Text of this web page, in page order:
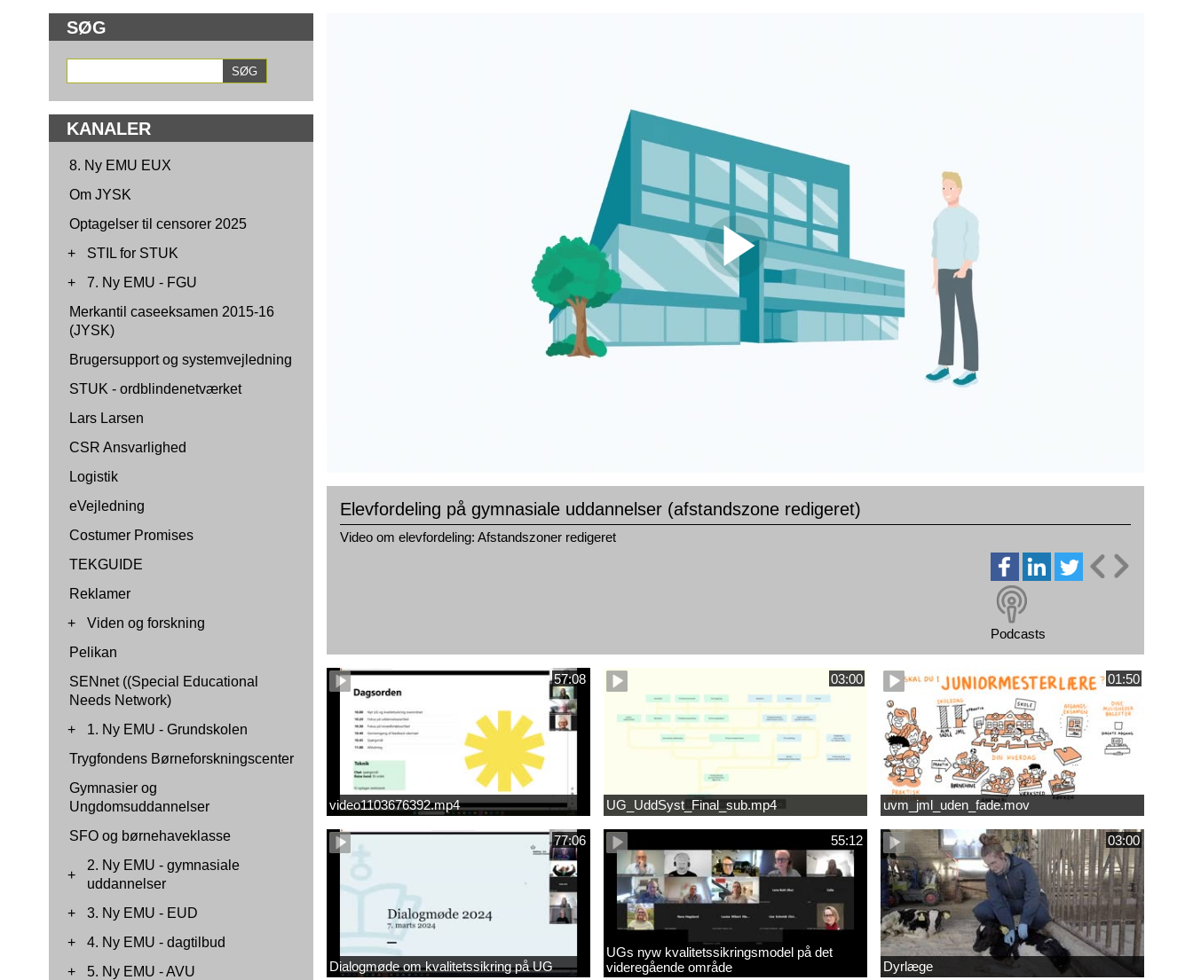
SØG
KANALER
8. Ny EMU EUX
Om JYSK
Optagelser til censorer 2025
+
STIL for STUK
+
7. Ny EMU - FGU
Merkantil caseeksamen 2015-16
(JYSK)
Brugersupport og systemvejledning
STUK - ordblindenetværket
Lars Larsen
CSR Ansvarlighed
Logistik
eVejledning
Costumer Promises
TEKGUIDE
Reklamer
+
Viden og forskning
Pelikan
SENnet ((Special Educational
Needs Network)
+
1. Ny EMU - Grundskolen
Trygfondens Børneforskningscenter
Gymnasier og
Ungdomsuddannelser
SFO og børnehaveklasse
+
2. Ny EMU - gymnasiale
uddannelser
+
3. Ny EMU - EUD
+
4. Ny EMU - dagtilbud
+
5. Ny EMU - AVU
Elevfordeling på gymnasiale uddannelser (afstandszone redigeret)
Video om elevfordeling: Afstandszoner redigeret
Podcasts
57:08
video1103676392.mp4
03:00
UG_UddSyst_Final_sub.mp4
01:50
uvm_jml_uden_fade.mov
77:06
Dialogmøde om kvalitetssikring på UG
55:12
UGs nyw kvalitetssikringsmodel på det
videregående område
03:00
Dyrlæge